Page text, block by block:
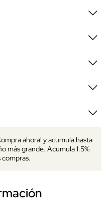
ahora! y acumula hasta
más grande. Acumula 1.5%